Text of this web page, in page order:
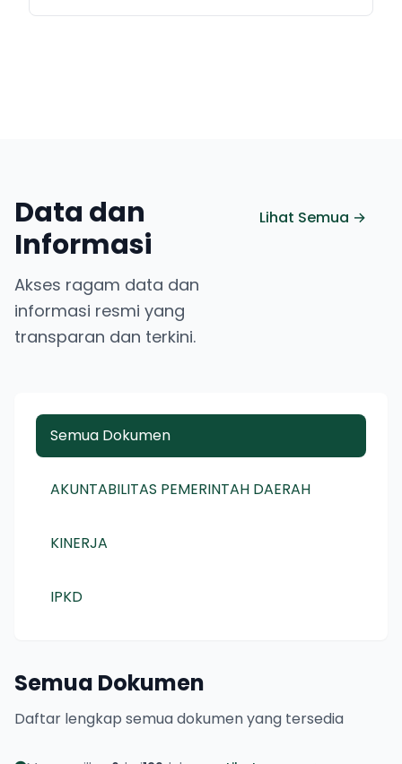
Data dan
Informasi
Akses ragam data dan
informasi resmi yang
transparan dan terkini.
Lihat Semua →
Semua Dokumen
AKUNTABILITAS PEMERINTAH DAERAH
KINERJA
IPKD
Semua Dokumen
Daftar lengkap semua dokumen yang tersedia